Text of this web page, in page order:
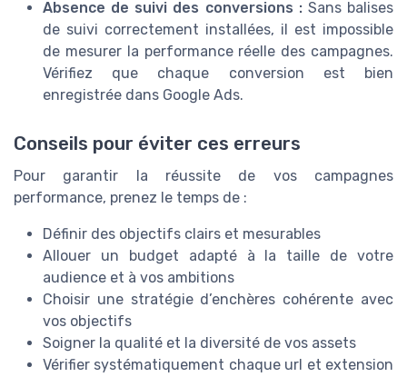
Absence de suivi des conversions :Sans balises
de suivi correctement installées, il est impossible
de mesurer la performance réelle des campagnes.
Vérifiez que chaque conversion est bien
enregistrée dans Google Ads.
Conseils pour éviter ces erreurs
Pour garantir la réussite de vos campagnes
performance, prenez le temps de :
Définir des objectifs clairs et mesurables
Allouer un budget adapté à la taille de votre
audience et à vos ambitions
Choisir une stratégie d’enchères cohérente avec
vos objectifs
Soigner la qualité et la diversité de vos assets
Vérifier systématiquement chaque url et extension